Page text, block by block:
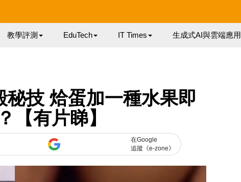
教學評測 EduTech IT Times 生成式AI與雲端應用
技 烚蛋加一種水果即
【有片睇】
在Google
追蹤《e-zone》